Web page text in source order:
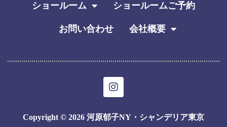
ショールーム ショールームご予約
お問い合わせ 会社概要
I
n
t
a
Copyright © 2026 河原郁子NY・シャンデリア東京